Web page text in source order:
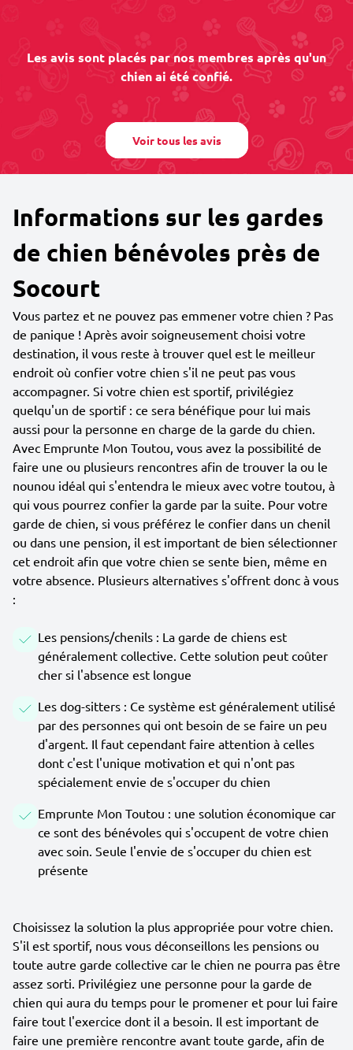
Les avis sont placés par nos membres après qu'un
chien ai été confié.
Voir tous les avis
Informations sur les gardes
de chien bénévoles près de
Socourt
Vous partez et ne pouvez pas emmener votre chien ? Pas
de panique ! Après avoir soigneusement choisi votre
destination, il vous reste à trouver quel est le meilleur
endroit où confier votre chien s'il ne peut pas vous
accompagner. Si votre chien est sportif, privilégiez
quelqu'un de sportif : ce sera bénéfique pour lui mais
aussi pour la personne en charge de la garde du chien.
Avec Emprunte Mon Toutou, vous avez la possibilité de
faire une ou plusieurs rencontres afin de trouver la ou le
nounou idéal qui s'entendra le mieux avec votre toutou, à
qui vous pourrez confier la garde par la suite. Pour votre
garde de chien, si vous préférez le confier dans un chenil
ou dans une pension, il est important de bien sélectionner
cet endroit afin que votre chien se sente bien, même en
votre absence. Plusieurs alternatives s'offrent donc à vous
:
Les pensions/chenils : La garde de chiens est
généralement collective. Cette solution peut coûter
cher si l'absence est longue
Les dog-sitters : Ce système est généralement utilisé
par des personnes qui ont besoin de se faire un peu
d'argent. Il faut cependant faire attention à celles
dont c'est l'unique motivation et qui n'ont pas
spécialement envie de s'occuper du chien
Emprunte Mon Toutou : une solution économique car
ce sont des bénévoles qui s'occupent de votre chien
avec soin. Seule l'envie de s'occuper du chien est
présente
Choisissez la solution la plus appropriée pour votre chien.
S'il est sportif, nous vous déconseillons les pensions ou
toute autre garde collective car le chien ne pourra pas être
assez sorti. Privilégiez une personne pour la garde de
chien qui aura du temps pour le promener et pour lui faire
faire tout l'exercice dont il a besoin. Il est important de
faire une première rencontre avant toute garde, afin de